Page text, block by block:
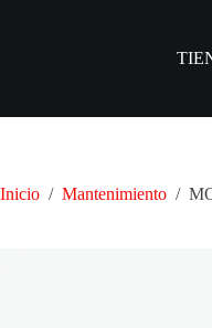
Inicio / Mantenimiento /